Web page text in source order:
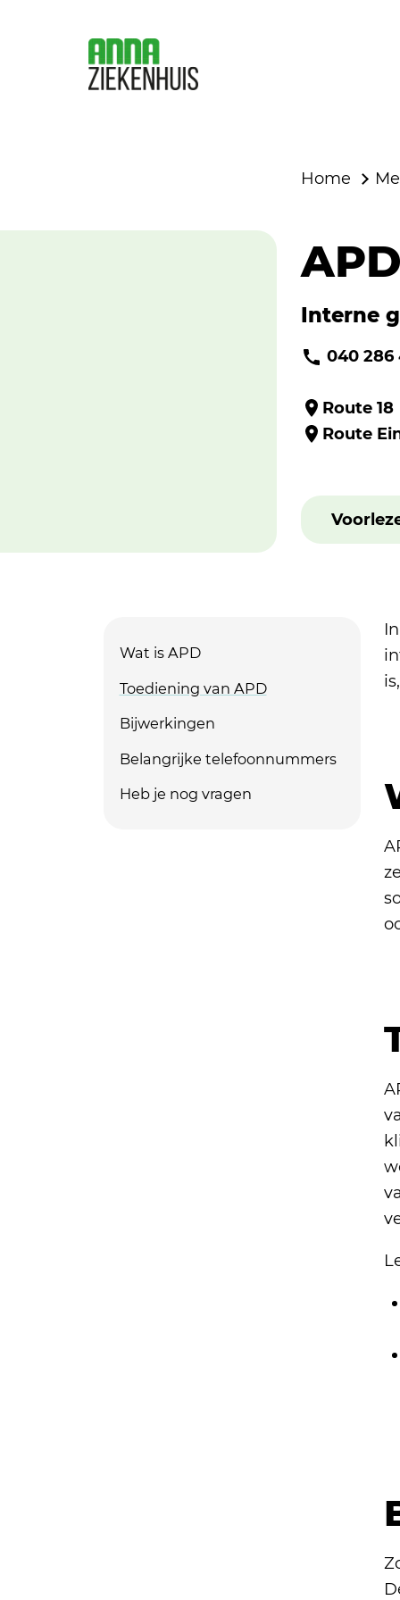
Home
Interne
040 286
Route 18
Route
Wat is APD
Toediening van APD
Bijwerkingen
Belangrijke telefoonnummers
Heb je nog vragen